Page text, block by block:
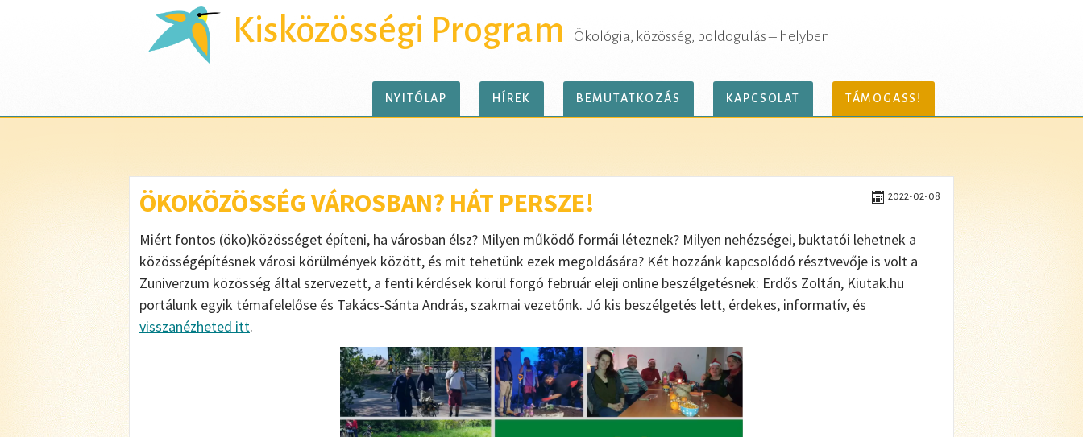
Kisközösségi Program Ökológia, közösség, boldogulás – helyben
NYITÓLAP HÍREK BEMUTATKOZÁS KAPCSOLAT TÁMOGASS!
2022-02-08
ÖKOKÖZÖSSÉG VÁROSBAN? HÁT PERSZE!
Miért fontos (öko)közösséget építeni, ha városban élsz? Milyen működő formái léteznek? Milyen nehézségei, buktatói lehetnek a
közösségépítésnek városi körülmények között, és mit tehetünk ezek megoldására? Két hozzánk kapcsolódó résztvevője is volt a
Zuniverzum közösség által szervezett, a fenti kérdések körül forgó február eleji online beszélgetésnek: Erdős Zoltán, Kiutak.hu
portálunk egyik témafelelőse és Takács-Sánta András, szakmai vezetőnk. Jó kis beszélgetés lett, érdekes, informatív, és
visszanézheted itt.